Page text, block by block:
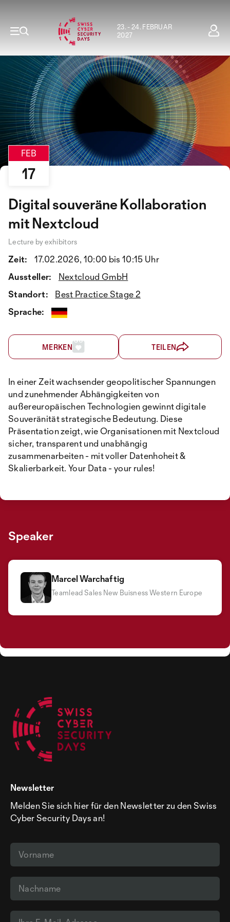
23. - 24. FEBRUAR
2027
FEB
17
Digital souveräne Kollaboration
mit Nextcloud
Lecture by exhibitors
Zeit:
17.02.2026, 10:00 bis 10:15 Uhr
Aussteller:
Nextcloud GmbH
Standort:
Best Practice Stage 2
Sprache:
MERKEN TEILEN
In einer Zeit wachsender geopolitischer Spannungen
und zunehmender Abhängigkeiten von
außereuropäischen Technologien gewinnt digitale
Souveränität strategische Bedeutung. Diese
Präsentation zeigt, wie Organisationen mit Nextcloud
sicher, transparent und unabhängig
zusammenarbeiten - mit voller Datenhoheit &
Skalierbarkeit. Your Data - your rules!
Speaker
Marcel Warchaftig
Teamlead Sales New Buisness Western Europe
Newsletter
Melden Sie sich hier für den Newsletter zu den Swiss
Cyber Security Days an!